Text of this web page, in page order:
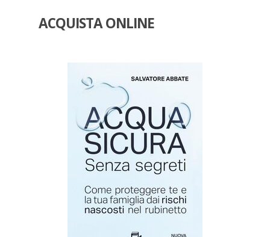
ACQUISTA ONLINE